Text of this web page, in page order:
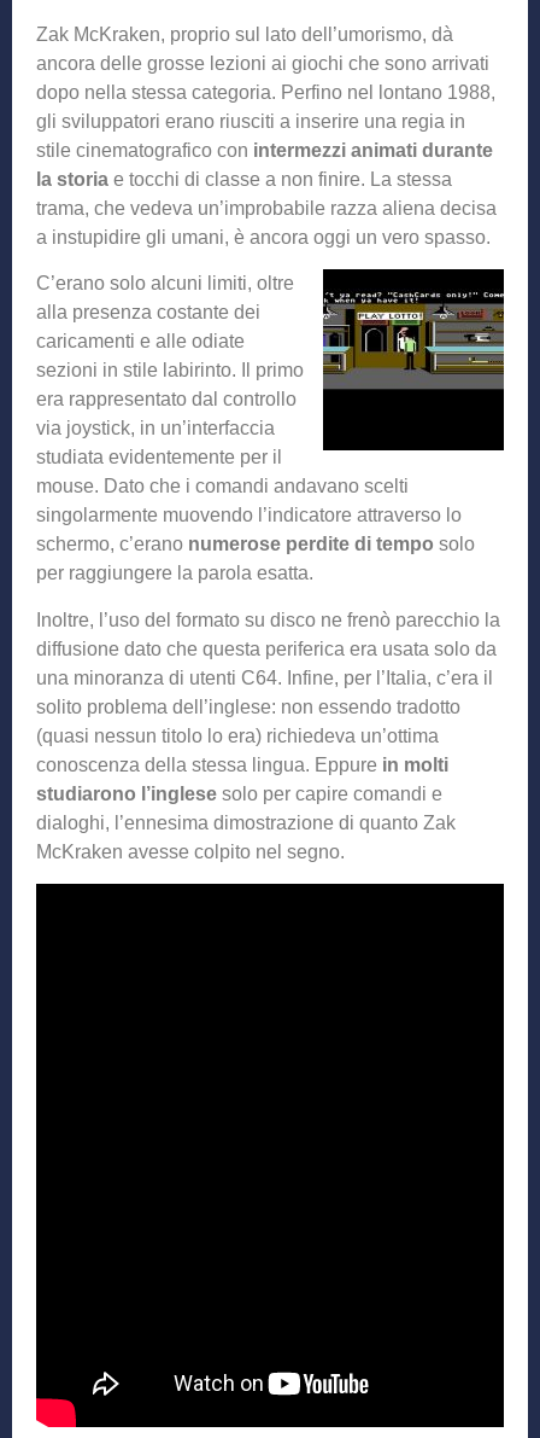
Zak McKraken, proprio sul lato dell’umorismo, dà
ancora delle grosse lezioni ai giochi che sono arrivati
dopo nella stessa categoria. Perfino nel lontano 1988,
gli sviluppatori erano riusciti a inserire una regia in
stile cinematografico con intermezzi animati durante
la storia e tocchi di classe a non finire. La stessa
trama, che vedeva un’improbabile razza aliena decisa
a instupidire gli umani, è ancora oggi un vero spasso.
C’erano solo alcuni limiti, oltre
alla presenza costante dei
caricamenti e alle odiate
sezioni in stile labirinto. Il primo
era rappresentato dal controllo
via joystick, in un’interfaccia
studiata evidentemente per il
mouse. Dato che i comandi andavano scelti
singolarmente muovendo l’indicatore attraverso lo
schermo, c’erano numerose perdite di tempo solo
per raggiungere la parola esatta.
Inoltre, l’uso del formato su disco ne frenò parecchio la
diffusione dato che questa periferica era usata solo da
una minoranza di utenti C64. Infine, per l’Italia, c’era il
solito problema dell’inglese: non essendo tradotto
(quasi nessun titolo lo era) richiedeva un’ottima
conoscenza della stessa lingua. Eppure in molti
studiarono l’inglese solo per capire comandi e
dialoghi, l’ennesima dimostrazione di quanto Zak
McKraken avesse colpito nel segno.